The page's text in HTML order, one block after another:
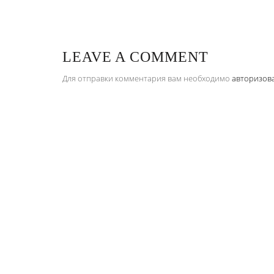
LEAVE A COMMENT
Для отправки комментария вам необходимо